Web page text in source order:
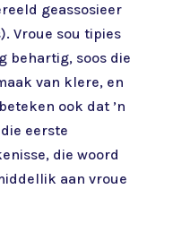
geassosieer
Vroue sou tipies
behartig, soos die
van klere, en
ook dat ’n
eerste
die woord
aan vroue